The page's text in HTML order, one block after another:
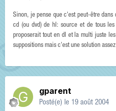
Sinon, je pense que c'est peut-être
cd (ou dvd) de hl: source et de tous
proposerait tout en dl et la multi juste
suppositions mais c'est une solution
gparent
Posté(e) le 19 août 2004